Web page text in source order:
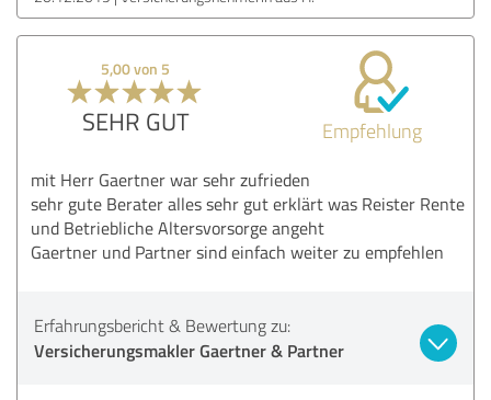
5,00 von 5
SEHR GUT Empfehlung
mit Herr Gaertner war sehr zufrieden
sehr gute Berater alles sehr gut erklärt was Reister Rente
und Betriebliche Altersvorsorge angeht
Gaertner und Partner sind einfach weiter zu empfehlen
Erfahrungsbericht & Bewertung zu:
Versicherungsmakler Gaertner & Partner